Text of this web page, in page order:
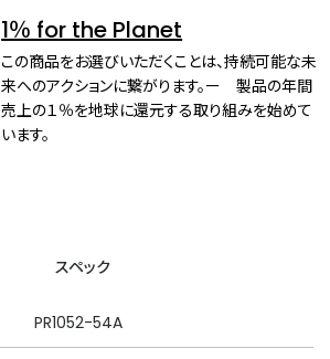
1％ for the Planet
この商品をお選びいただくことは、持続可能な未
来へのアクションに繋がります。ー 製品の年間
売上の１％を地球に還元する取り組みを始めて
います。
スペック
PR1052-54A